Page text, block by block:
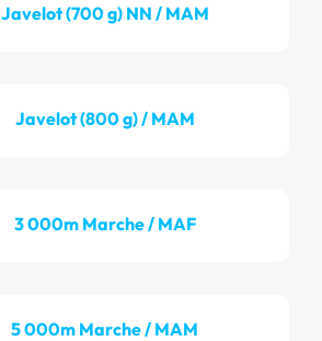
Javelot (700 g) NN / MAM
Javelot (800 g) / MAM
3 000m Marche / MAF
5 000m Marche / MAM